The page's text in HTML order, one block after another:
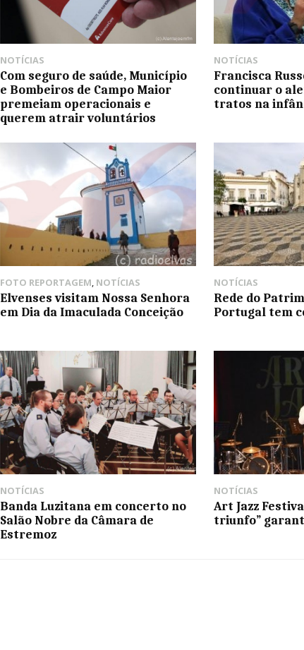
NOTÍCIAS
Com seguro de saúde, Município
e Bombeiros de Campo Maior
premeiam operacionais e
querem atrair voluntários
NOTÍCIAS
Francisca
continuar o
tratos na
FOTO REPORTAGEM, NOTÍCIAS
Elvenses visitam Nossa Senhora
em Dia da Imaculada Conceição
NOTÍCIAS
Rede do
Portugal tem
NOTÍCIAS
Banda Luzitana em concerto no
Salão Nobre da Câmara de
Estremoz
NOTÍCIAS
Art Jazz
triunfo”